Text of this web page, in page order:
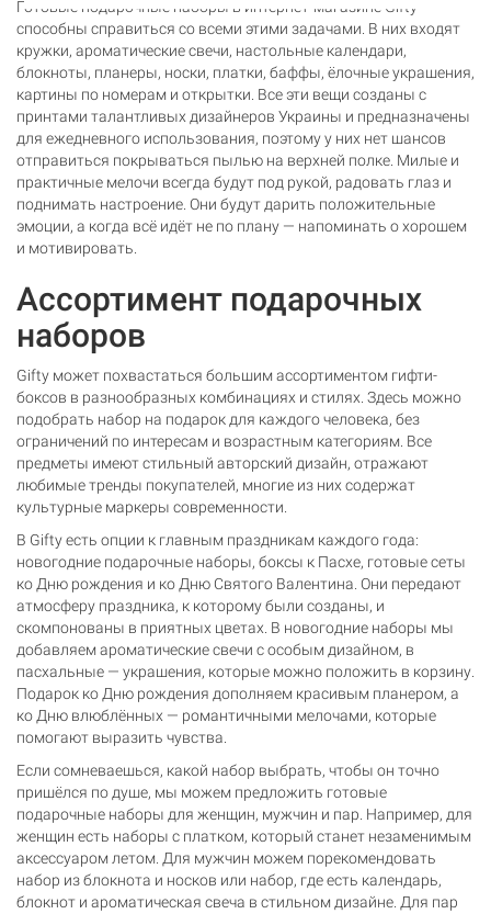
Готовые подарочные наборы в интернет-магазине Gifty
способны справиться со всеми этими задачами. В них входят
кружки, ароматические свечи, настольные календари,
блокноты, планеры, носки, платки, баффы, ёлочные украшения,
картины по номерам и открытки. Все эти вещи созданы с
принтами талантливых дизайнеров Украины и предназначены
для ежедневного использования, поэтому у них нет шансов
отправиться покрываться пылью на верхней полке. Милые и
практичные мелочи всегда будут под рукой, радовать глаз и
поднимать настроение. Они будут дарить положительные
эмоции, а когда всё идёт не по плану — напоминать о хорошем
и мотивировать.
Ассортимент подарочных
наборов
Gifty может похвастаться большим ассортиментом гифти-
боксов в разнообразных комбинациях и стилях. Здесь можно
подобрать набор на подарок для каждого человека, без
ограничений по интересам и возрастным категориям. Все
предметы имеют стильный авторский дизайн, отражают
любимые тренды покупателей, многие из них содержат
культурные маркеры современности.
В Gifty есть опции к главным праздникам каждого года:
новогодние подарочные наборы, боксы к Пасхе, готовые сеты
ко Дню рождения и ко Дню Святого Валентина. Они передают
атмосферу праздника, к которому были созданы, и
скомпонованы в приятных цветах. В новогодние наборы мы
добавляем ароматические свечи с особым дизайном, в
пасхальные — украшения, которые можно положить в корзину.
Подарок ко Дню рождения дополняем красивым планером, а
ко Дню влюблённых — романтичными мелочами, которые
помогают выразить чувства.
Если сомневаешься, какой набор выбрать, чтобы он точно
пришёлся по душе, мы можем предложить готовые
подарочные наборы для женщин, мужчин и пар. Например, для
женщин есть наборы с платком, который станет незаменимым
аксессуаром летом. Для мужчин можем порекомендовать
набор из блокнота и носков или набор, где есть календарь,
блокнот и ароматическая свеча в стильном дизайне. Для пар